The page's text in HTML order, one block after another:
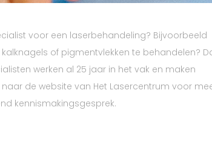
voor een laserbehandeling? Bijvoorbeeld
of pigmentvlekken te behandelen?
werken al 25 jaar in het vak en maken
de website van Het Lasercentrum voor
kennismakingsgesprek.